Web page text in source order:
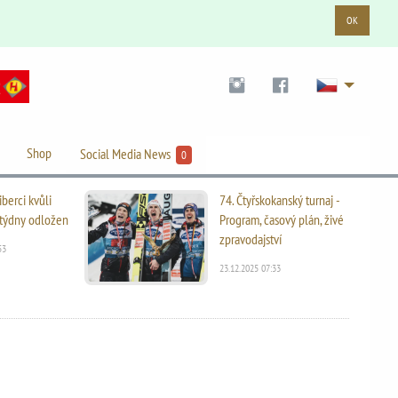
OK
Shop Social Media News 0
kvůli
odložen
74. Čtyřskokanský turnaj -
Program, časový plán, živé
zpravodajství
23.12.2025 07:33